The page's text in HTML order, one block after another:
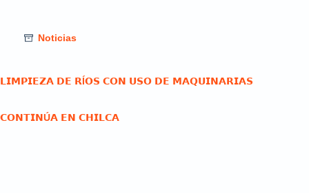
Noticias
𝗟𝗜𝗠𝗣𝗜𝗘𝗭𝗔 𝗗𝗘 𝗥Í𝗢𝗦 𝗖𝗢𝗡 𝗨𝗦𝗢 𝗗𝗘 𝗠𝗔𝗤𝗨𝗜𝗡𝗔𝗥𝗜𝗔𝗦
𝗖𝗢𝗡𝗧𝗜𝗡Ú𝗔 𝗘𝗡 𝗖𝗛𝗜𝗟𝗖𝗔